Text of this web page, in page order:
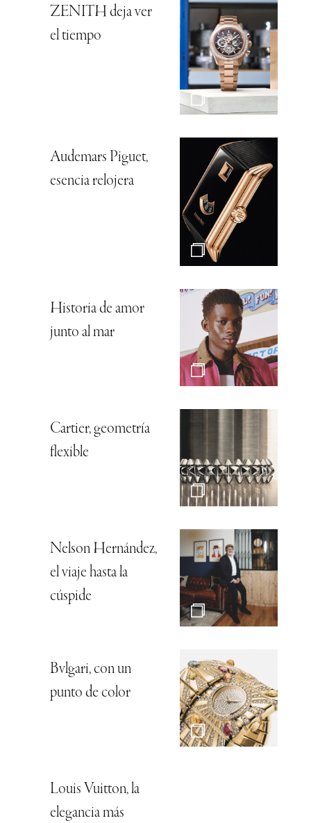
ZENITH deja ver
el tiempo
Audemars Piguet,
esencia relojera
Historia de amor
junto al mar
Cartier, geometría
flexible
Nelson Hernández,
el viaje hasta la
cúspide
Bvlgari, con un
punto de color
Louis Vuitton, la
elegancia más